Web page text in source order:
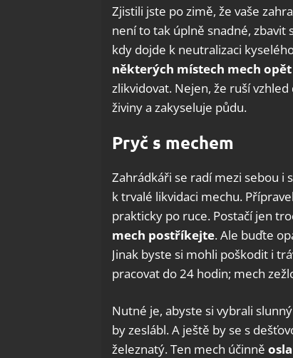
Zjistili jste po zimě, že vaše
není to tak úplně snadné, zbavit
kdy dojde k neutralizaci
některých místech mech
zlikvidovat. Nejen, že ruší
živiny a zakyseluje půdu.
Pryč s mechem
Zahrádkáři se radí mezi sebou i
k trvalé likvidaci mechu.
prakticky po ruce. Postačí jen
mech postříkejte. Ale buďte
Jinak byste si mohli poškodit i
pracovat do 24 hodin; mech
Nutné je, abyste si vybrali
by zeslábl. A ještě by se s
železnatý. Ten mech účinně